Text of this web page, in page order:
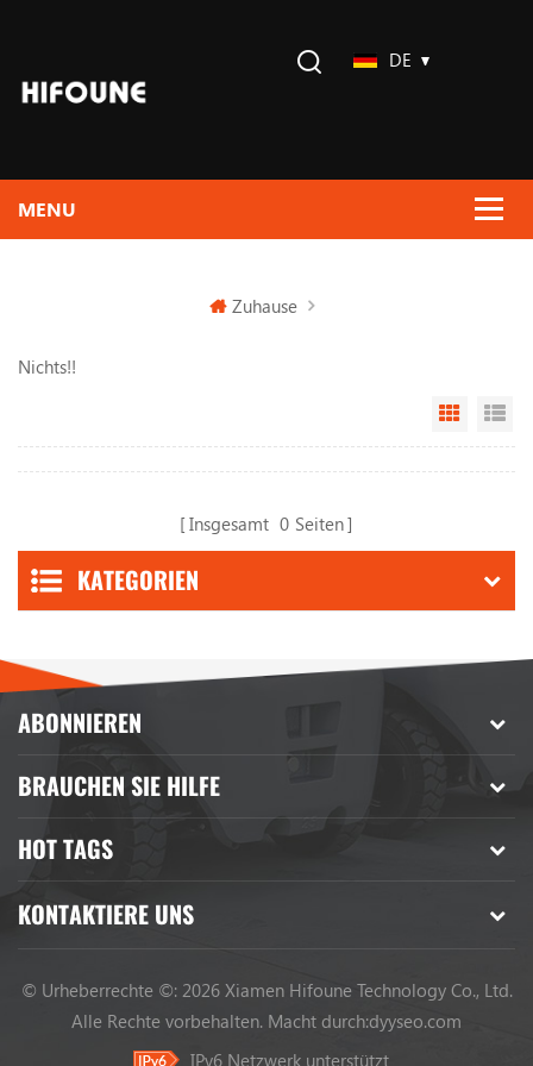
DE
Zuhause
Nichts!!
Grid
Insgesamt 0 Seiten
KATEGORIEN
ABONNIEREN
BRAUCHEN SIE HILFE
HOT TAGS
KONTAKTIERE UNS
© Urheberrechte ©: 2026 Xiamen Hifoune Technology Co., Ltd.
Alle Rechte vorbehalten. Macht durch:dyyseo.com
IPv6 Netzwerk unterstützt